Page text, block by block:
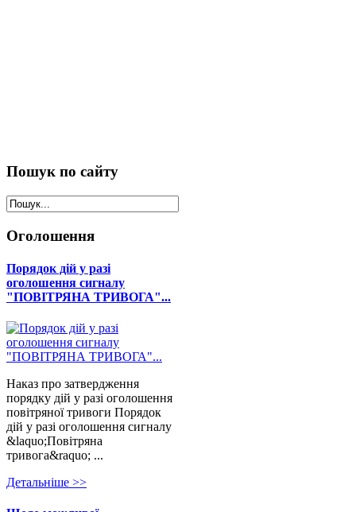
Пошук по сайту
Оголошення
Порядок дій у разі
оголошення сигналу
"ПОВІТРЯНА ТРИВОГА"...
Наказ про затвердження
порядку дій у разі оголошення
повітряної тривоги Порядок
дій у разі оголошення сигналу
&laquo;Повітряна
тривога&raquo; ...
Детальнiше >>